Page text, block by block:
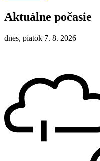
Aktuálne počasie
dnes, piatok 7. 8. 2026